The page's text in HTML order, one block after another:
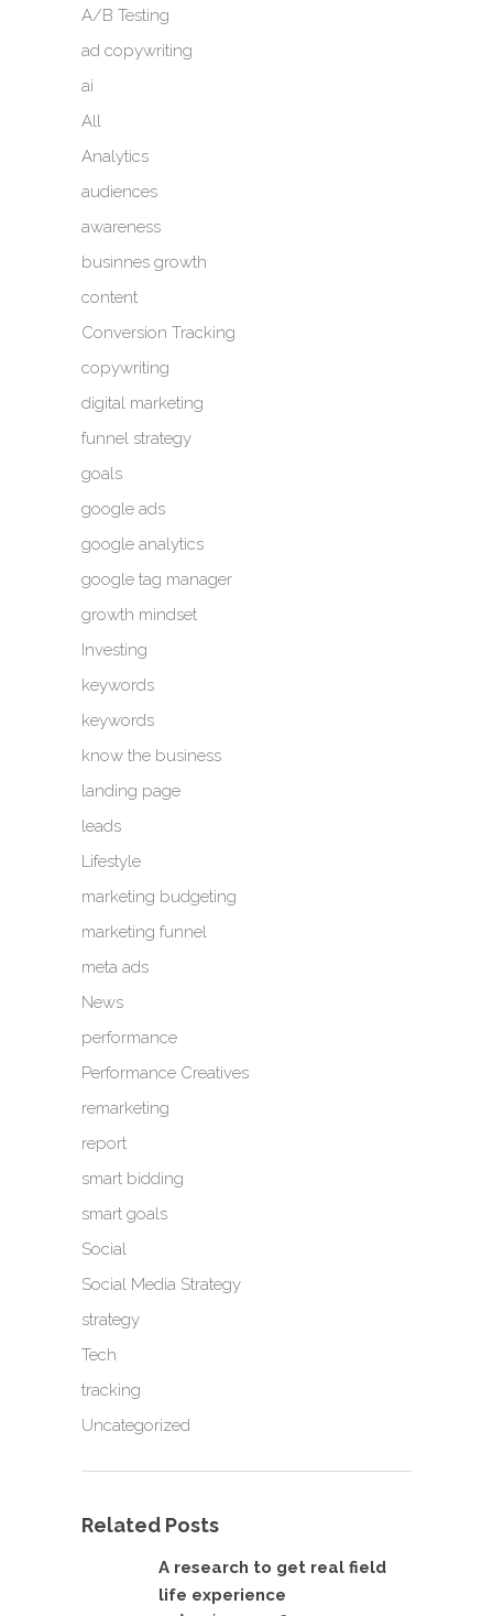
A/B Testing
ad copywriting
ai
All
Analytics
audiences
awareness
businnes growth
content
Conversion Tracking
copywriting
digital marketing
funnel strategy
goals
google ads
google analytics
google tag manager
growth mindset
Investing
keywords
keywords
know the business
landing page
leads
Lifestyle
marketing budgeting
marketing funnel
meta ads
News
performance
Performance Creatives
remarketing
report
smart bidding
smart goals
Social
Social Media Strategy
strategy
Tech
tracking
Uncategorized
Related Posts
A research to get real field
life experience